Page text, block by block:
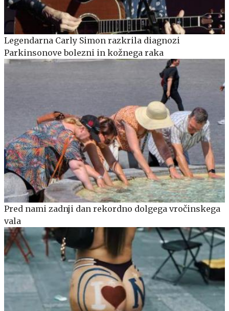
Legendarna Carly Simon razkrila diagnozi
Parkinsonove bolezni in kožnega raka
Pred nami zadnji dan rekordno dolgega vročinskega
vala